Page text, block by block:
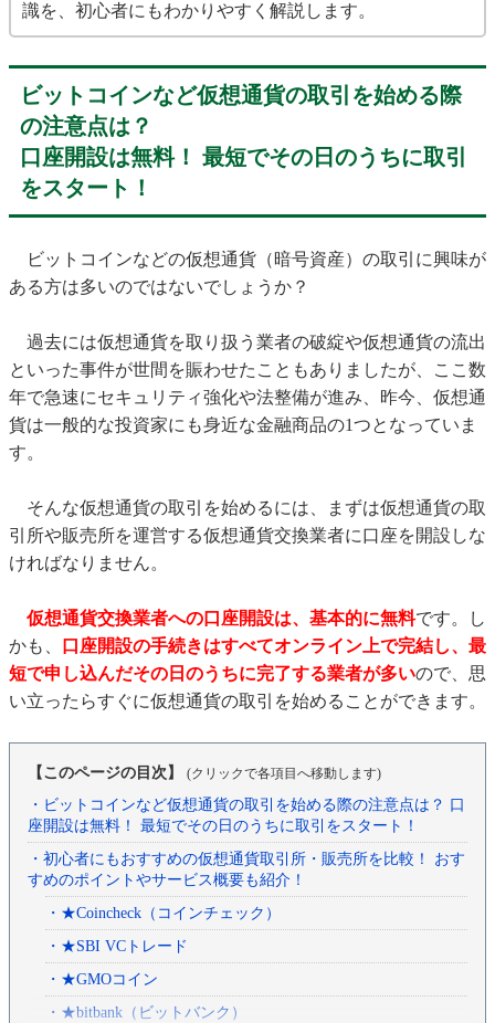
識を、初心者にもわかりやすく解説します。
ビットコインなど仮想通貨の取引を始める際
の注意点は？
口座開設は無料！ 最短でその日のうちに取引
をスタート！
ビットコインなどの仮想通貨（暗号資産）の取引に興味が
ある方は多いのではないでしょうか？
過去には仮想通貨を取り扱う業者の破綻や仮想通貨の流出
といった事件が世間を賑わせたこともありましたが、ここ数
年で急速にセキュリティ強化や法整備が進み、昨今、仮想通
貨は一般的な投資家にも身近な金融商品の1つとなっていま
す。
そんな仮想通貨の取引を始めるには、まずは仮想通貨の取
引所や販売所を運営する仮想通貨交換業者に口座を開設しな
ければなりません。
仮想通貨交換業者への口座開設は、基本的に無料です。し
かも、
口座開設の手続きはすべてオンライン上で完結し、最
短で申し込んだその日のうちに完了する業者が多いので、思
い立ったらすぐに仮想通貨の取引を始めることができます。
【このページの目次】 (クリックで各項目へ移動します)
・ビットコインなど仮想通貨の取引を始める際の注意点は？ 口
座開設は無料！ 最短でその日のうちに取引をスタート！
・初心者にもおすすめの仮想通貨取引所・販売所を比較！ おす
すめのポイントやサービス概要も紹介！
・★Coincheck（コインチェック）
・★SBI VCトレード
・★GMOコイン
・★bitbank（ビットバンク）